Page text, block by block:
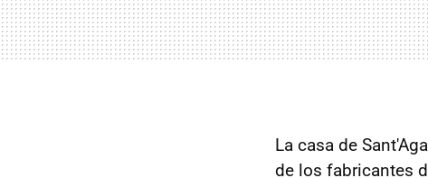
La casa de
de los fabricantes